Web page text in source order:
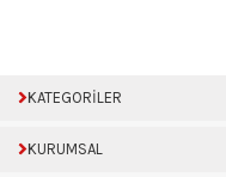
KATEGORİLER
KURUMSAL